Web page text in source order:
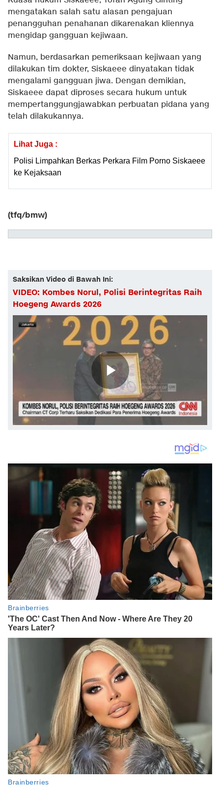
mengatakan salah satu alasan pengajuan
penangguhan penahanan dikarenakan kliennya
mengidap gangguan kejiwaan.
Namun, berdasarkan pemeriksaan kejiwaan yang
dilakukan tim dokter, Siskaeee dinyatakan tidak
mengalami gangguan jiwa. Dengan demikian,
Siskaeee dapat diproses secara hukum untuk
mempertanggungjawabkan perbuatan pidana yang
telah dilakukannya.
Lihat Juga :
Polisi Limpahkan Berkas Perkara Film Porno Siskaeee
ke Kejaksaan
(tfq/bmw)
Saksikan Video di Bawah Ini:
VIDEO: Kombes Norul, Polisi Berintegritas Raih
Hoegeng Awards 2026